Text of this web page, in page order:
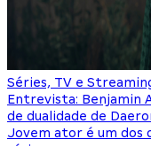
Séries, TV e
Entrevista: Benjamin
de dualidade de
Jovem ator é um dos